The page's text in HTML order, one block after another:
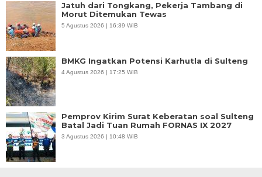
Jatuh dari Tongkang, Pekerja Tambang di
Morut Ditemukan Tewas
5 Agustus 2026 | 16:39 WIB
BMKG Ingatkan Potensi Karhutla di Sulteng
4 Agustus 2026 | 17:25 WIB
Pemprov Kirim Surat Keberatan soal Sulteng
Batal Jadi Tuan Rumah FORNAS IX 2027
3 Agustus 2026 | 10:48 WIB